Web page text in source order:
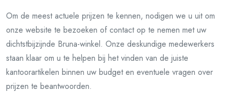
Om de meest actuele prijzen te kennen, nodigen we u uit om
onze website te bezoeken of contact op te nemen met uw
dichtstbijzijnde Bruna-winkel. Onze deskundige medewerkers
staan klaar om u te helpen bij het vinden van de juiste
kantoorartikelen binnen uw budget en eventuele vragen over
prijzen te beantwoorden.